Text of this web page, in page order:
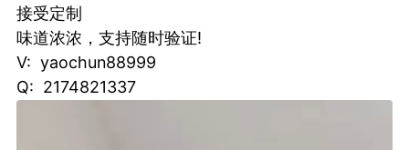
接受定制
味道浓浓，支持随时验证!
V: yaochun88999
Q: 2174821337